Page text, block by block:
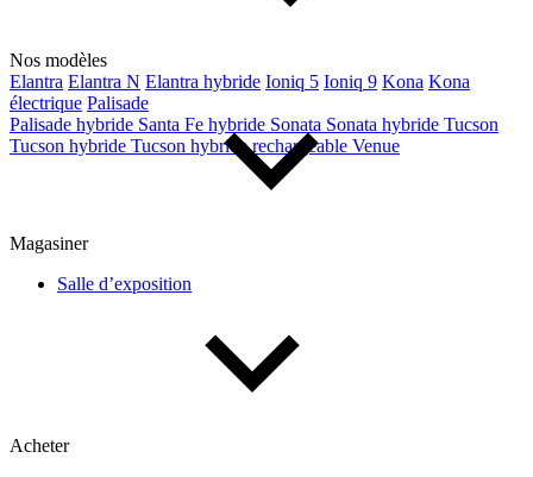
Nos modèles
Elantra Elantra N Elantra hybride Ioniq 5 Ioniq 9 Kona Kona
électrique Palisade
Palisade hybride Santa Fe hybride Sonata Sonata hybride Tucson
Tucson hybride Tucson hybride rechargeable Venue
Magasiner
Salle d’exposition
Acheter